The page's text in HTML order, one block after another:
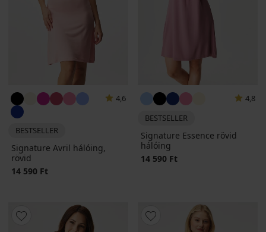
4,6
BESTSELLER
Signature Avril hálóing,
rövid
14 590 Ft
4,8
BESTSELLER
Signature Essence rövid
hálóing
14 590 Ft